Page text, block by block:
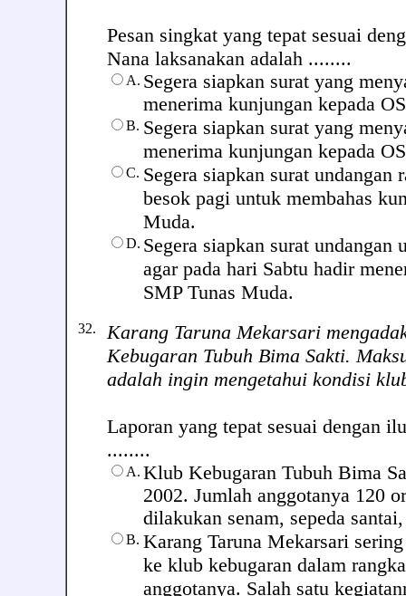
Pesan singkat yang tepat sesuai
Nana laksanakan adalah ........
A. Segera siapkan surat yang
menerima kunjungan kepada
B. Segera siapkan surat yang
menerima kunjungan kepada
C. Segera siapkan surat undangan
besok pagi untuk membahas
Muda.
D. Segera siapkan surat undangan
agar pada hari Sabtu hadir
SMP Tunas Muda.
32. Karang Taruna Mekarsari
Kebugaran Tubuh Bima Sakti.
adalah ingin mengetahui kondisi
Laporan yang tepat sesuai dengan
........
A. Klub Kebugaran Tubuh Bima
2002. Jumlah anggotanya 120
dilakukan senam, sepeda
B. Karang Taruna Mekarsari
ke klub kebugaran dalam
anggotanya. Salah satu